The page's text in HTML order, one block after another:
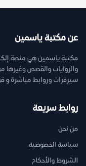
عن مكتبة ياسمين
مكتبة ياسمين هي منصة
سيرفرات وروابط مباشرة و
روابط سريعة
من نحن
سياسة الخصوصية
الشروط والأحكام